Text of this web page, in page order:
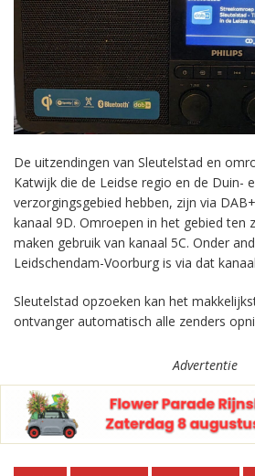
De uitzendingen van Sleutelstad en
Katwijk die de Leidse regio en de Duin-
verzorgingsgebied hebben, zijn via
kanaal 9D. Omroepen in het gebied ten
maken gebruik van kanaal 5C. Onder
Leidschendam-Voorburg is via dat
Sleutelstad opzoeken kan het
ontvanger automatisch alle zenders
Advertentie